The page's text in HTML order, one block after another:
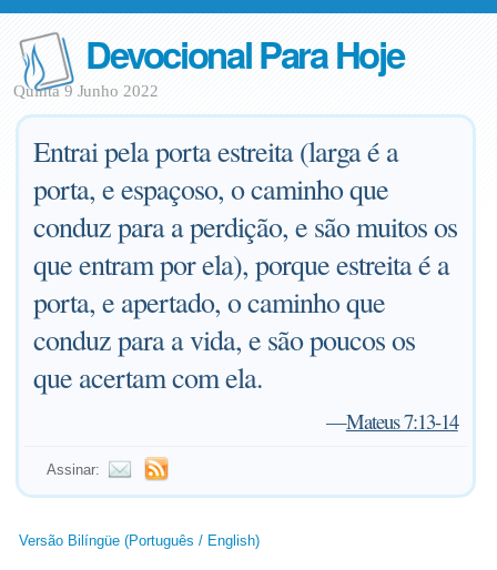
Devocional Para Hoje
Quinta 9 Junho 2022
Entrai pela porta estreita (larga é a
porta, e espaçoso, o caminho que
conduz para a perdição, e são muitos os
que entram por ela), porque estreita é a
porta, e apertado, o caminho que
conduz para a vida, e são poucos os
que acertam com ela.
—Mateus 7:13-14
Assinar:
Versão Bilíngüe (Português / English)